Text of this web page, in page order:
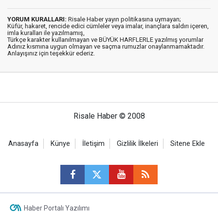
YORUM KURALLARI: Risale Haber yayın politikasına uymayan;
Küfür, hakaret, rencide edici cümleler veya imalar, inançlara saldırı içeren,
imla kuralları ile yazılmamış,
Türkçe karakter kullanılmayan ve BÜYÜK HARFLERLE yazılmış yorumlar
Adınız kısmına uygun olmayan ve saçma rumuzlar onaylanmamaktadır.
Anlayışınız için teşekkür ederiz.
Risale Haber © 2008
Anasayfa Künye İletişim Gizlilik İlkeleri Sitene Ekle
Haber Portalı Yazılımı